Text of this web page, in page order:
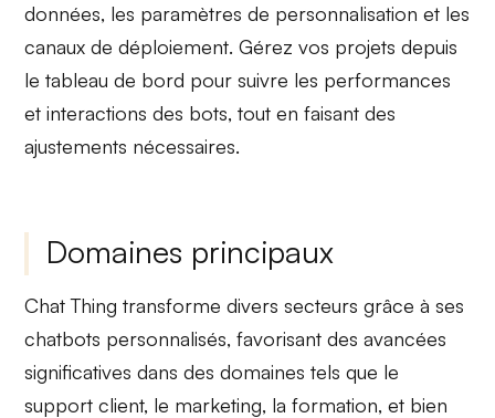
données, les paramètres de personnalisation et les
canaux de déploiement. Gérez vos projets depuis
le tableau de bord pour suivre les performances
et interactions des bots, tout en faisant des
ajustements nécessaires.
Domaines principaux
Chat Thing transforme divers secteurs grâce à ses
chatbots personnalisés, favorisant des avancées
significatives dans des domaines tels que le
support client, le marketing, la formation, et bien